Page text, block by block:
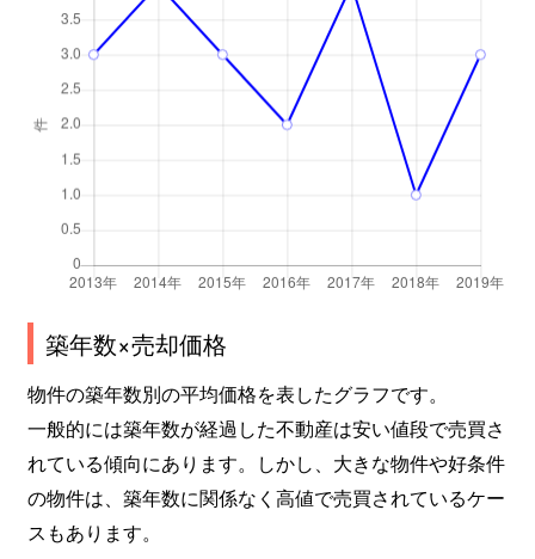
築年数×売却価格
物件の築年数別の平均価格を表したグラフです。
一般的には築年数が経過した不動産は安い値段で売買さ
れている傾向にあります。しかし、大きな物件や好条件
の物件は、築年数に関係なく高値で売買されているケー
スもあります。